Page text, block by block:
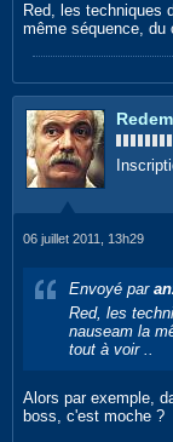
Red, les techniques
même séquence,
06 juillet 2011, 13h29
Envoyé par
Red, les
nauseam la
tout à voir ..
Alors par exemple,
boss, c'est moche ?